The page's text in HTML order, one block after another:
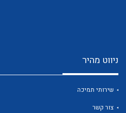
ניווט מהיר
שירותי תמיכה
צור קשר